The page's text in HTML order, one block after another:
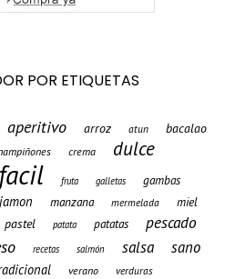
POR ETIQUETAS
aperitivo arroz atun bacalao
crema dulce
facil fruta galletas gambas
jamon manzana mermelada miel
pastel patata patatas pescado
recetas salmón salsa sano
verano verduras